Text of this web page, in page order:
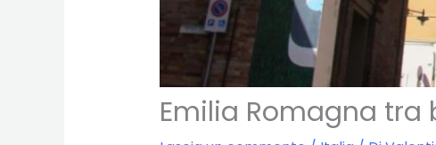
Emilia Romagna tra